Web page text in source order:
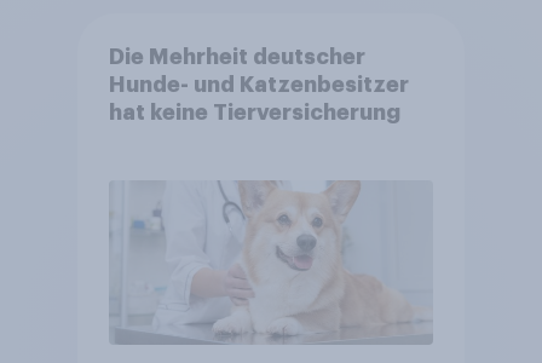
Die Mehrheit deutscher
Hunde- und Katzenbesitzer
hat keine Tierversicherung